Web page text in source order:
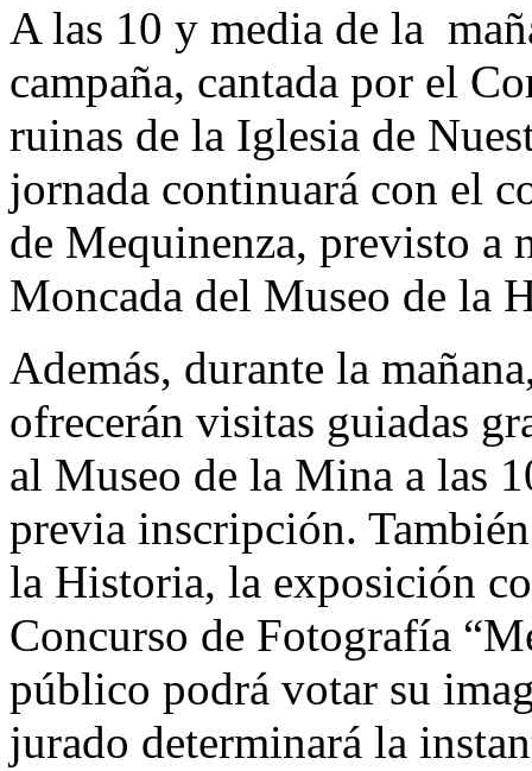
A las 10 y media de la
campaña, cantada por el
ruinas de la Iglesia de
jornada continuará con el
de Mequinenza, previsto a
Moncada del Museo de la
Además, durante la
ofrecerán visitas guiadas
al Museo de la Mina a las
previa inscripción.
la Historia, la exposición
Concurso de Fotografía
público podrá votar su
jurado determinará la